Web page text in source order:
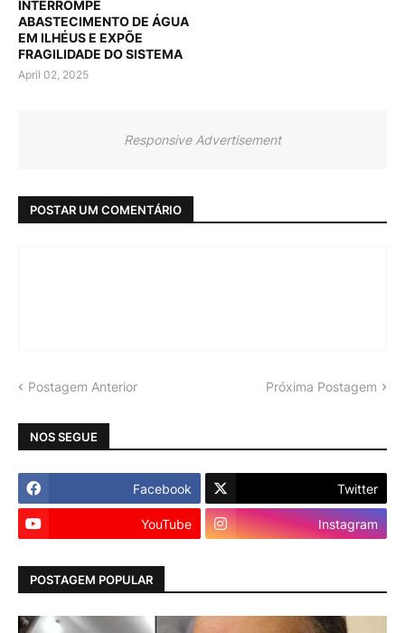
INTERROMPE
ABASTECIMENTO DE ÁGUA
EM ILHÉUS E EXPÕE
FRAGILIDADE DO SISTEMA
April 02, 2025
Responsive Advertisement
POSTAR UM COMENTÁRIO
Postagem Anterior Próxima Postagem
NOS SEGUE
Facebook Twitter
YouTube Instagram
POSTAGEM POPULAR